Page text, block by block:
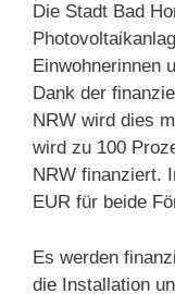
Die Stadt Bad
Einwohnerinnen
Dank der
NRW wird dies
wird zu 100
NRW finanziert.
EUR für beide
Es werden
die Installation